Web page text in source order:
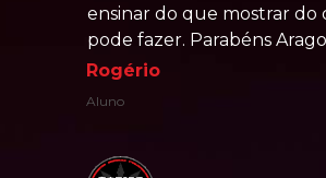
ensinar do que mostrar do
pode fazer. Parabéns
Rogério
Aluno